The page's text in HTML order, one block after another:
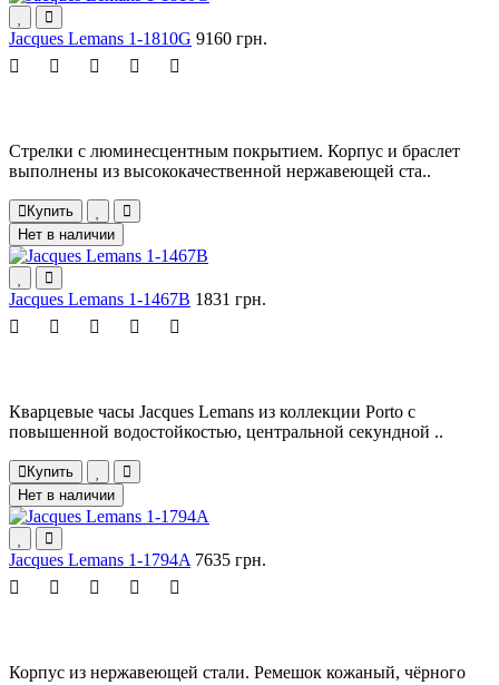
Jacques Lemans 1-1810G 9160 грн.
Стрелки с люминесцентным покрытием. Корпус и браслет
выполнены из высококачественной нержавеющей ста..
Купить
Нет в наличии
Jacques Lemans 1-1467B 1831 грн.
Кварцевые часы Jacques Lemans из коллекции Porto с
повышенной водостойкостью, центральной секундной ..
Купить
Нет в наличии
Jacques Lemans 1-1794A 7635 грн.
Корпус из нержавеющей стали. Ремешок кожаный, чёрного